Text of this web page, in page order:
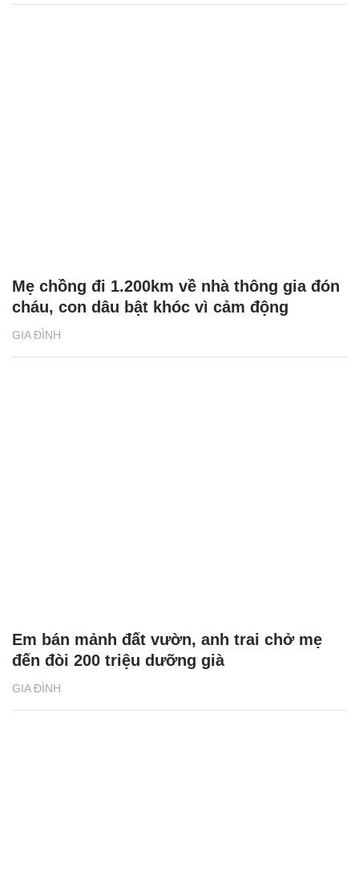
GIA ĐÌNH
Mẹ chồng đi 1.200km về nhà thông gia đón
cháu, con dâu bật khóc vì cảm động
GIA ĐÌNH
Em bán mảnh đất vườn, anh trai chở mẹ
đến đòi 200 triệu dưỡng già